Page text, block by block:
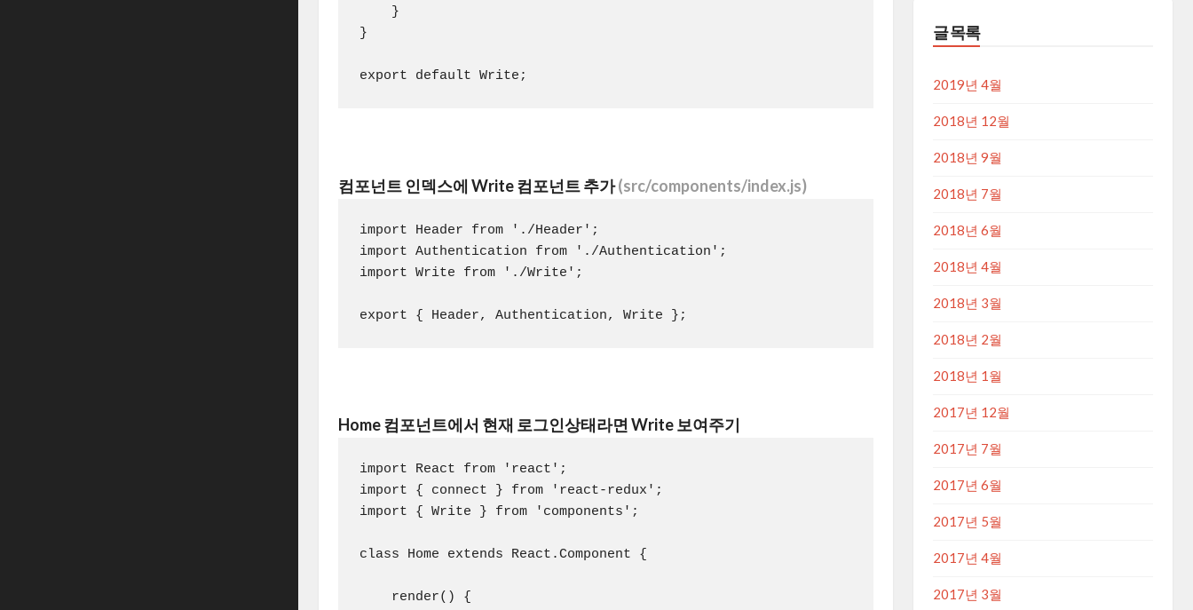
    }
}
컴포넌트 인덱스에 Write 컴포넌트 추가(src/components/index.js)
import Header from './Header';
import Authentication from './Authentication';
import Write from './Write';
Home 컴포넌트에서 현재 로그인상태라면 Write 보여주기
import React from 'react';
import { connect } from 'react-redux';
import { Write } from 'components';
class Home extends React.Component {
    render() {
글 목록
2019년 4월
2018년 12월
2018년 9월
2018년 7월
2018년 6월
2018년 4월
2018년 3월
2018년 2월
2018년 1월
2017년 12월
2017년 7월
2017년 6월
2017년 5월
2017년 4월
2017년 3월